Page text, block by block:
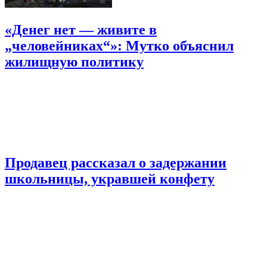
«Денег нет — живите в
„человейниках“»: Мутко объяснил
жилищную политику
Продавец рассказал о задержании
школьницы, укравшей конфету